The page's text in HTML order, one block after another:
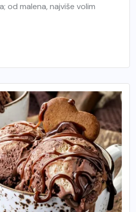
od malena, najviše volim